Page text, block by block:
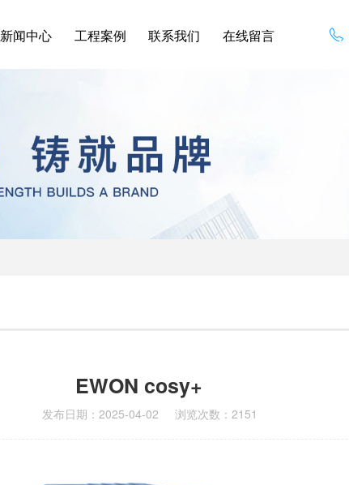
新闻中心 工程案例 联系我们 在线留言
EWON cosy+
发布日期：2025-04-02 浏览次数：2151